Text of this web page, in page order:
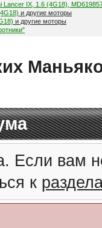
Lancer IX, 1.6 (4G18),
и другие моторы
и другие моторы
Если вам
к